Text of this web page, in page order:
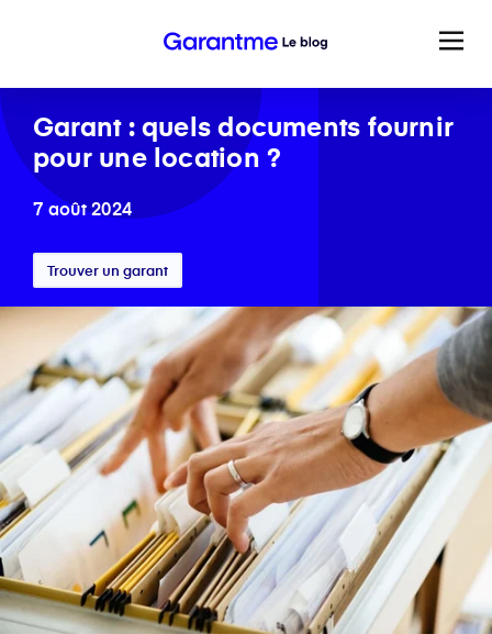
Garant : quels documents fournir
pour une location ?
7 août 2024
Trouver un garant